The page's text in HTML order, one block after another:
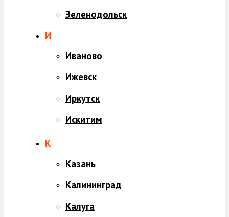
Зеленодольск
И
Иваново
Ижевск
Иркутск
Искитим
К
Казань
Калининград
Калуга